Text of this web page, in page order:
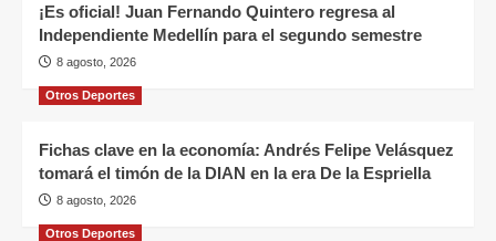
¡Es oficial! Juan Fernando Quintero regresa al
Independiente Medellín para el segundo semestre
8 agosto, 2026
Otros Deportes
Fichas clave en la economía: Andrés Felipe Velásquez
tomará el timón de la DIAN en la era De la Espriella
8 agosto, 2026
Otros Deportes